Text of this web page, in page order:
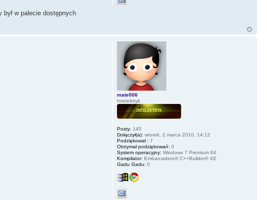
w palecie dostępnych
mate006
Intelektryk
Posty: 145
Dołączył(a): wtorek, 2 marca 2010, 14:12
Podziękował : 7
Otrzymał podziękowań: 0
System operacyjny: Windows 7 Premium 64
Kompilator: Embarcadero® C++Builder® XE
Gadu Gadu: 0